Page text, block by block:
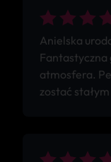
Anielska
atmosfera.
zostać